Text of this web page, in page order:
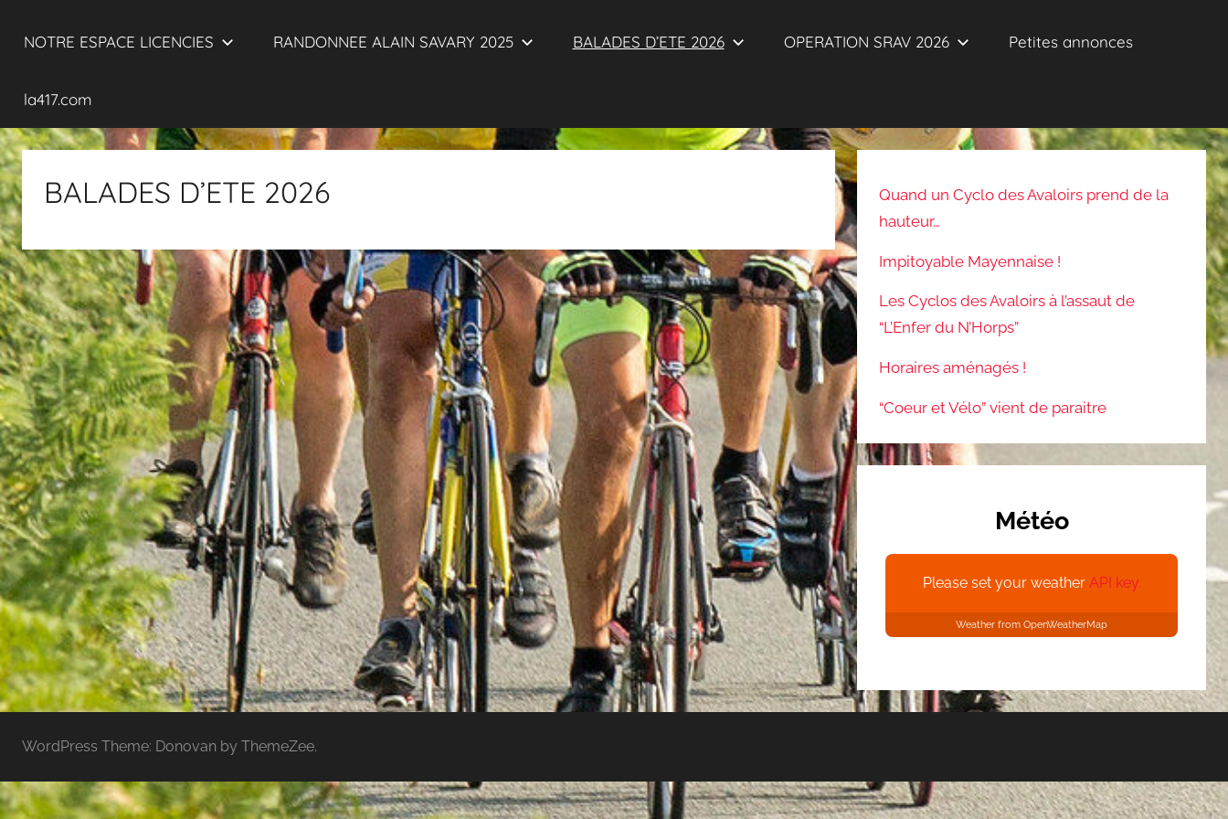
NOTRE ESPACE LICENCIES RANDONNEE ALAIN SAVARY 2025 BALADES D’ETE 2026 OPERATION SRAV 2026 Petites annonces
la417.com
BALADES D’ETE 2026
Quand un Cyclo des Avaloirs prend de la
hauteur…
Impitoyable Mayennaise !
Les Cyclos des Avaloirs à l’assaut de
“L’Enfer du N’Horps”
Horaires aménagés !
“Coeur et Vélo” vient de paraitre
Météo
Please set your weather API key.
Weather from OpenWeatherMap
WordPress Theme: Donovan by ThemeZee.